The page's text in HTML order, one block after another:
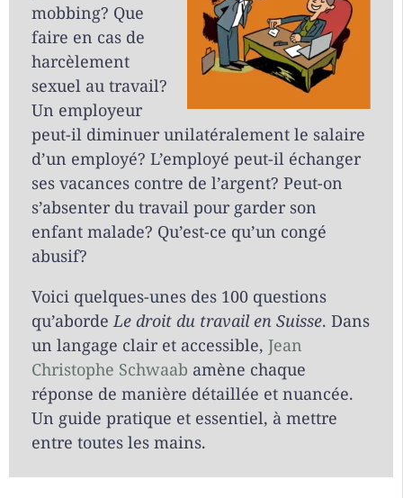
mobbing? Que
faire en cas de
harcèlement
sexuel au travail?
Un employeur
peut-il diminuer unilatéralement le salaire
d’un employé? L’employé peut-il échanger
ses vacances contre de l’argent? Peut-on
s’absenter du travail pour garder son
enfant malade? Qu’est-ce qu’un congé
abusif?
Voici quelques-unes des 100 questions
qu’abordeLe droit du travail en Suisse. Dans
un langage clair et accessible, Jean
Christophe Schwaab amène chaque
réponse de manière détaillée et nuancée.
Un guide pratique et essentiel, à mettre
entre toutes les mains.